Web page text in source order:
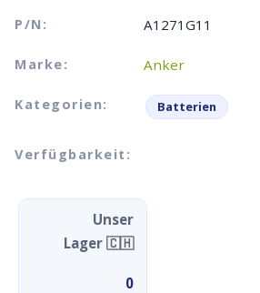
P/N: A1271G11
Marke: Anker
Kategorien: Batterien
Verfügbarkeit:
Unser
Lager 🇨🇭
0